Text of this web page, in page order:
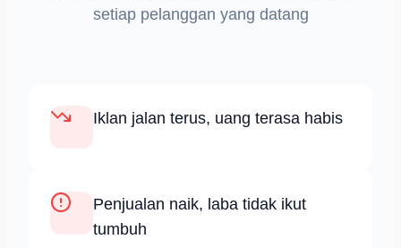
setiap pelanggan yang datang
Iklan jalan terus, uang terasa habis
Penjualan naik, laba tidak ikut
tumbuh